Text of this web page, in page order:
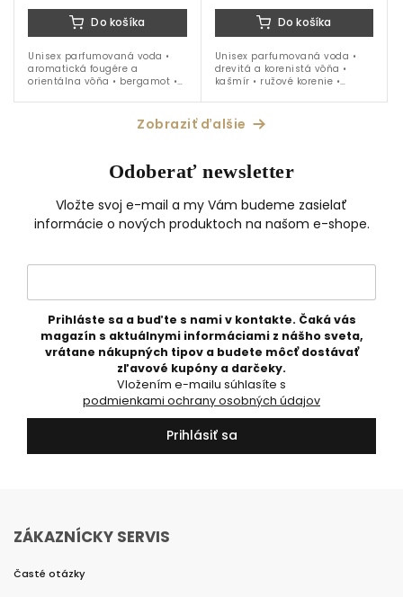
Do košíka
Unisex parfumovaná voda •
aromatická fougére a
orientálna vôňa • bergamot •
ambergris • pižmo • vhodná...
Do košíka
Unisex parfumovaná voda •
drevitá a korenistá vôňa •
kašmír • ružové korenie •
ideálna na celoročné nosenie
Zobraziť ďalšie
Odoberať newsletter
Vložte svoj e-mail a my Vám budeme zasielať
informácie o nových produktoch na našom e-shope.
Prihláste sa a buďte s nami v kontakte. Čaká vás
magazín s aktuálnymi informáciami z nášho sveta,
vrátane nákupných tipov a budete môcť dostávať
zľavové kupóny a darčeky.
podmienkami ochrany osobných údajov
Prihlásiť sa
ZÁKAZNÍCKY SERVIS
Časté otázky